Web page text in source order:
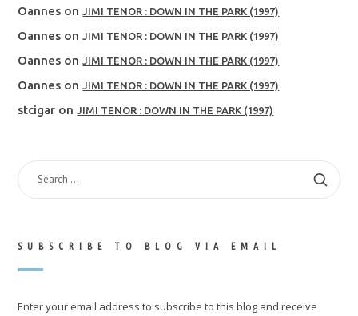
Oannes onJIMI TENOR : DOWN IN THE PARK (1997)
Oannes onJIMI TENOR : DOWN IN THE PARK (1997)
Oannes onJIMI TENOR : DOWN IN THE PARK (1997)
Oannes onJIMI TENOR : DOWN IN THE PARK (1997)
stcigar onJIMI TENOR : DOWN IN THE PARK (1997)
SEARCH
FOR:
SUBSCRIBE TO BLOG VIA EMAIL
Enter your email address to subscribe to this blog and receive